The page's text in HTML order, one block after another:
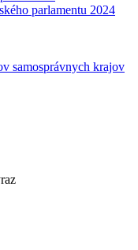
parlamentu 2024
samosprávnych krajov